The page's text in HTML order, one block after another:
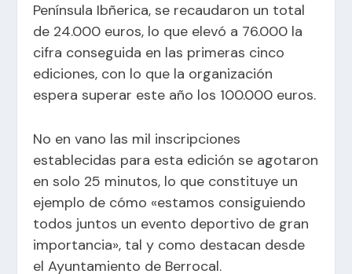
Península Ibñerica, se recaudaron un total
de 24.000 euros, lo que elevó a 76.000 la
cifra conseguida en las primeras cinco
ediciones, con lo que la organización
espera superar este año los 100.000 euros.
No en vano las mil inscripciones
establecidas para esta edición se agotaron
en solo 25 minutos, lo que constituye un
ejemplo de cómo «estamos consiguiendo
todos juntos un evento deportivo de gran
importancia», tal y como destacan desde
el Ayuntamiento de Berrocal.